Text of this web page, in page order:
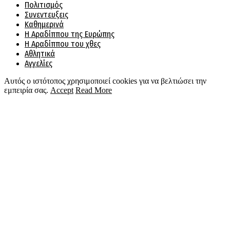
Πολιτισμός
Συνεντευξεις
Καθημερινά
Η Αραδίππου της Ευρώπης
Η Αραδίππου του χθες
Αθλητικά
Αγγελίες
Αυτός ο ιστότοπος χρησιμοποιεί cookies για να βελτιώσει την
εμπειρία σας. Accept Read More